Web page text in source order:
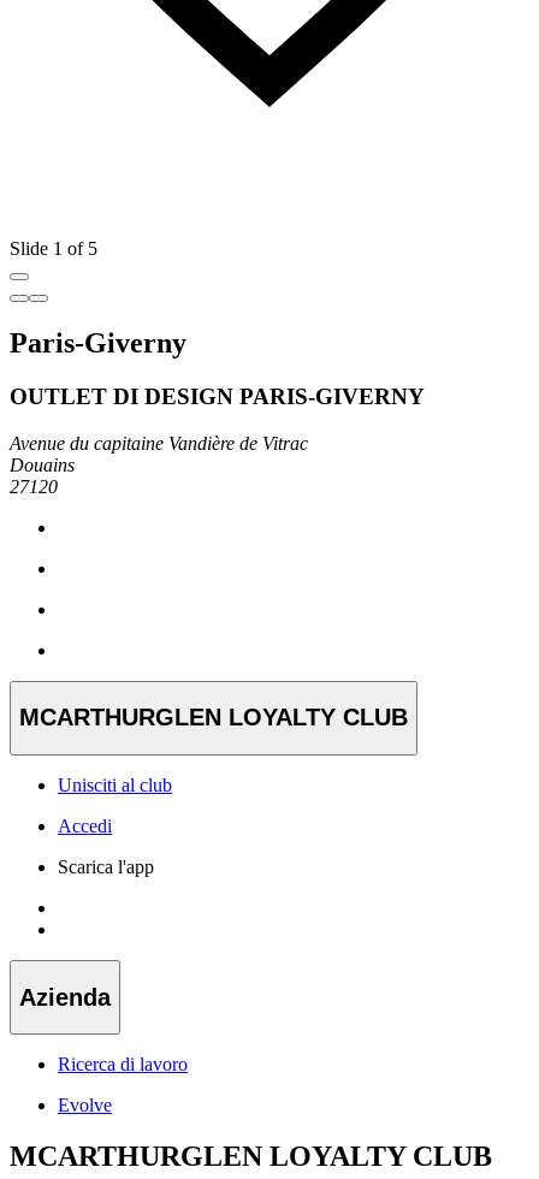
Slide 1 of 5
Paris-Giverny
OUTLET DI DESIGN PARIS-GIVERNY
Avenue du capitaine Vandière de Vitrac
Douains
27120
MCARTHURGLEN LOYALTY CLUB
Unisciti al club
Accedi
Scarica l'app
Azienda
Ricerca di lavoro
Evolve
MCARTHURGLEN LOYALTY CLUB